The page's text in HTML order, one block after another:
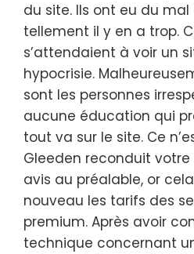
du site. Ils ont eu du mal
tellement il y en a trop.
s’attendaient à voir un
hypocrisie.
sont les personnes
aucune éducation qui
tout va sur le site. Ce
Gleeden reconduit
avis au préalable, or
nouveau les tarifs des
premium. Après avoir
technique concernant